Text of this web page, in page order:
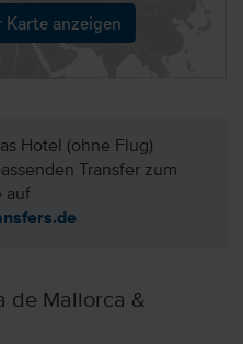
Karte anzeigen
Hotel (ohne Flug)
Transfer zum
auf
de Mallorca &